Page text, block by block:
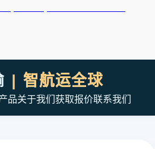
| 智航运全球
品关于我们获取报价联系我们